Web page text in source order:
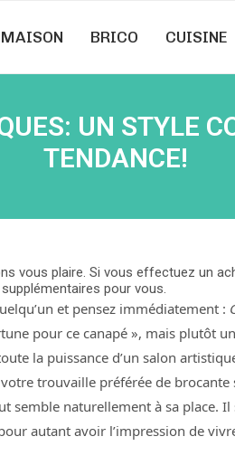
MAISON BRICO CUISINE
UN STYLE
TENDANCE!
vous plaire. Si vous effectuez un
pour vous.
et pensez immédiatement :
pour ce canapé », mais plutôt
la puissance d’un salon
trouvaille préférée de brocante
semble naturellement à sa place. Il
autant avoir l’impression de